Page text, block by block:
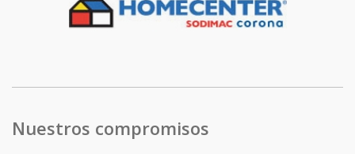
Nuestros compromisos